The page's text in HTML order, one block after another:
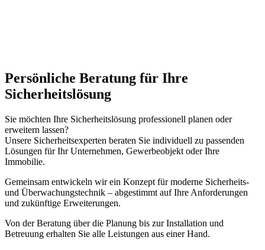
Persönliche Beratung für Ihre
Sicherheitslösung
Sie möchten Ihre Sicherheitslösung professionell planen oder
erweitern lassen?
Unsere Sicherheitsexperten beraten Sie individuell zu passenden
Lösungen für Ihr Unternehmen, Gewerbeobjekt oder Ihre
Immobilie.
Gemeinsam entwickeln wir ein Konzept für moderne Sicherheits-
und Überwachungstechnik – abgestimmt auf Ihre Anforderungen
und zukünftige Erweiterungen.
Von der Beratung über die Planung bis zur Installation und
Betreuung erhalten Sie alle Leistungen aus einer Hand.